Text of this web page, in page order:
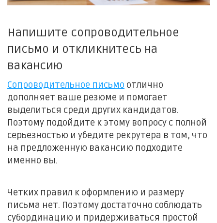
Напишите сопроводительное
письмо и откликнитесь на
вакансию
Сопроводительное письмо отлично
дополняет ваше резюме и помогает
выделиться среди других кандидатов.
Поэтому подойдите к этому вопросу с полной
серьезностью и убедите рекрутера в том, что
на предложенную вакансию подходите
именно вы.
Четких правил к оформлению и размеру
письма нет. Поэтому достаточно соблюдать
субординацию и придерживаться простой